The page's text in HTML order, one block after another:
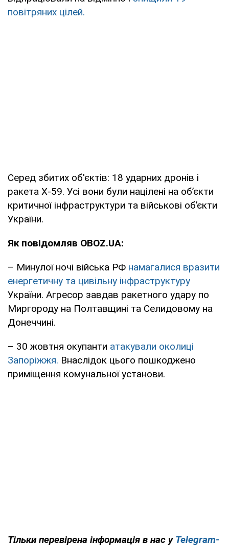
повітряних цілей.
Серед збитих об'єктів: 18 ударних дронів і
ракета Х-59. Усі вони були націлені на об’єкти
критичної інфраструктури та військові об’єкти
України.
Як повідомляв OBOZ.UA:
– Минулої ночі війська РФ намагалися вразити
енергетичну та цивільну інфраструктуру
України. Агресор завдав ракетного удару по
Миргороду на Полтавщині та Селидовому на
Донеччині.
– 30 жовтня окупанти атакували околиці
Запоріжжя. Внаслідок цього пошкоджено
приміщення комунальної установи.
Тільки перевірена інформація в нас у Telegram-